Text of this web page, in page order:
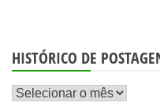
HISTÓRICO DE
Histórico